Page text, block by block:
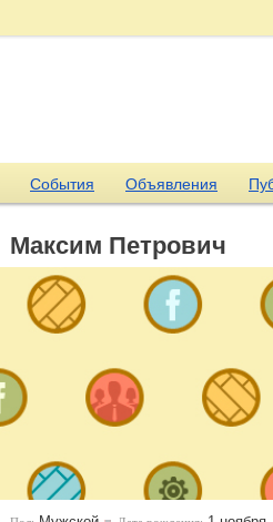
События Объявления
Максим Петрович